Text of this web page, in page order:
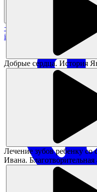
Добрые сердца. История
Лечение зубов ребенку
Ивана. Благотворительная
+7 383 373-05-05
info@magikids.ru